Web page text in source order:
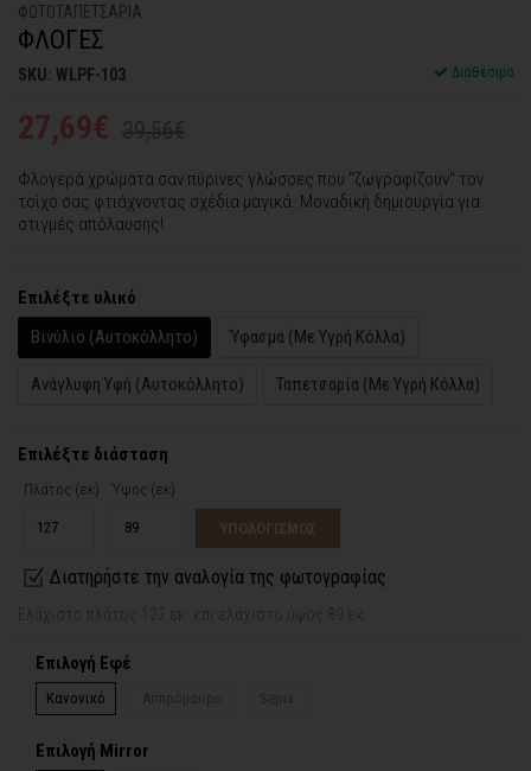
ΦΩΤΟΤΑΠΕΤΣΑΡΙA
ΦΛΟΓΕΣ
SKU: WLPF-103 Διαθέσιμο
27,69€
Φλογερά χρώματα σαν πύρινες γλώσσες που "ζωγραφίζουν" τον
τοίχο σας φτιάχνοντας σχέδια μαγικά. Μοναδική δημιουργία για
στιγμές απόλαυσης!
Επιλέξτε υλικό
Βινύλιο (Αυτοκόλλητο)
Ύφασμα (Με Υγρή Κόλλα)
Ανάγλυφη Υφή (Αυτοκόλλητο) Ταπετσαρία (Με Υγρή Κόλλα)
Επιλέξτε διάσταση
Πλάτος (εκ) Ύψος (εκ)
ΥΠΟΛΟΓΙΣΜΟΣ
Διατηρήστε την αναλογία της φωτογραφίας
Ελάχιστο πλάτος 127 εκ. και ελάχιστο ύψος 89 εκ.
Επιλογή Εφέ
Κανονικό
Επιλογή Mirror